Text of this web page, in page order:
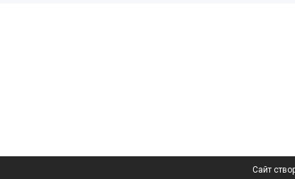
Сайт